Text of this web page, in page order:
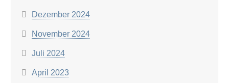
Dezember 2024
November 2024
Juli 2024
April 2023